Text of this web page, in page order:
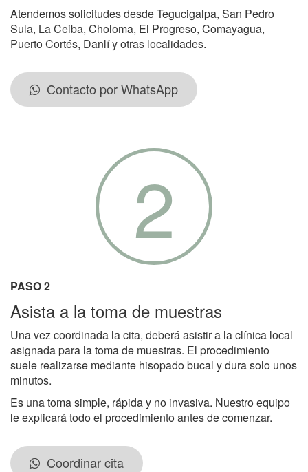
Atendemos solicitudes desde Tegucigalpa, San Pedro
Sula, La Ceiba, Choloma, El Progreso, Comayagua,
Puerto Cortés, Danlí y otras localidades.
Contacto por WhatsApp
2
PASO 2
Asista a la toma de muestras
Una vez coordinada la cita, deberá asistir a la clínica local
asignada para la toma de muestras. El procedimiento
suele realizarse mediante hisopado bucal y dura solo unos
minutos.
Es una toma simple, rápida y no invasiva. Nuestro equipo
le explicará todo el procedimiento antes de comenzar.
Coordinar cita